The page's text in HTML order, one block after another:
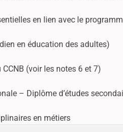
en lien avec le
en éducation des adultes)
(voir les notes 6 et 7)
– Diplôme d’études
en métiers